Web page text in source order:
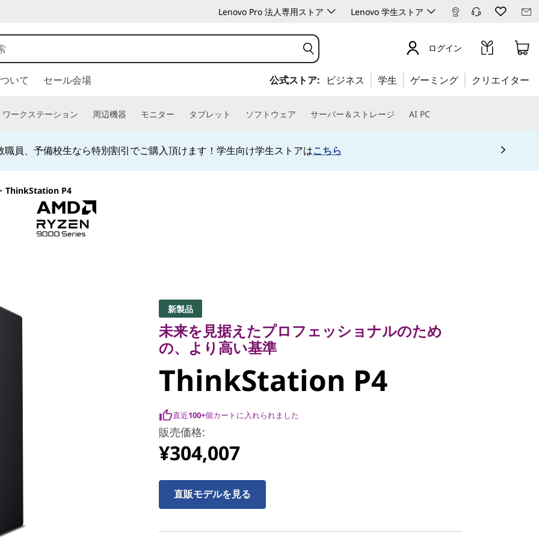
Lenovo Pro 法人専用ストア Lenovo 学生ストア
ログイン
いて セール会場 公式ストア: ビジネス 学生 ゲーミング クリエイター
ワークステーション 周辺機器 モニター タブレット ソフトウェア サーバー＆ストレージ AI PC
職員、予備校生なら特別割引でご購入頂けます！学生向け学生ストアはこちら
ThinkStation P4
の、より高い基準
ThinkStation P4
新製品
未来を見据えたプロフェッショナルのため
の、より高い基準
ThinkStation P4
直近100+個カートに入れられました
販売価格:
¥304,007
直販モデルを見る